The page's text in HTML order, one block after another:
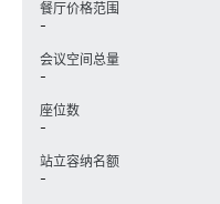
餐厅价格范围
-
会议空间总量
-
座位数
-
站立容纳名额
-